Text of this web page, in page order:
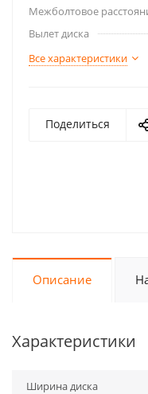
Межболтовое
Вылет диска
Все характеристики
Поделиться
Описание
Характеристики
Ширина диска